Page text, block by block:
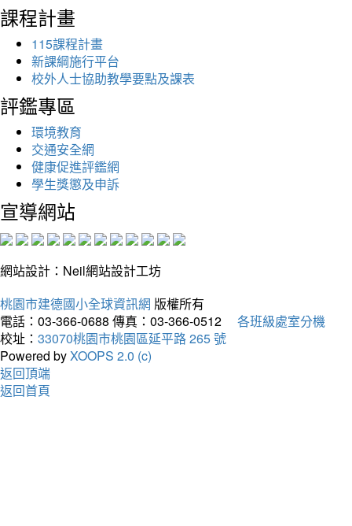
課程計畫
115課程計畫
新課綱施行平台
校外人士協助教學要點及課表
評鑑專區
環境教育
交通安全網
健康促進評鑑網
學生獎懲及申訴
宣導網站
網站設計：Neil網站設計工坊
桃園市建德國小全球資訊網 版權所有
電話：03-366-0688 傳真：03-366-0512
各班級處室分機
校址： 33070桃園市桃園區延平路 265 號
Powered byXOOPS 2.0 (c)
返回頂端
返回首頁